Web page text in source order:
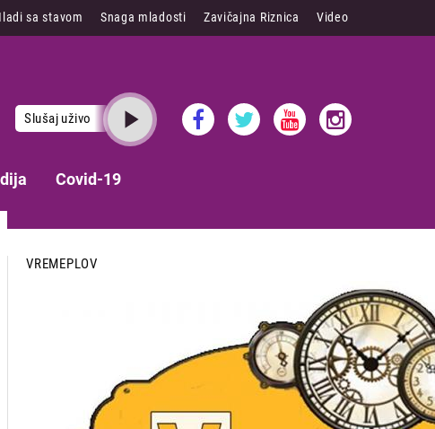
sa stavom Snaga mladosti Zavičajna Riznica Video
Slušaj uživo
Covid-19
VREMEPLOV